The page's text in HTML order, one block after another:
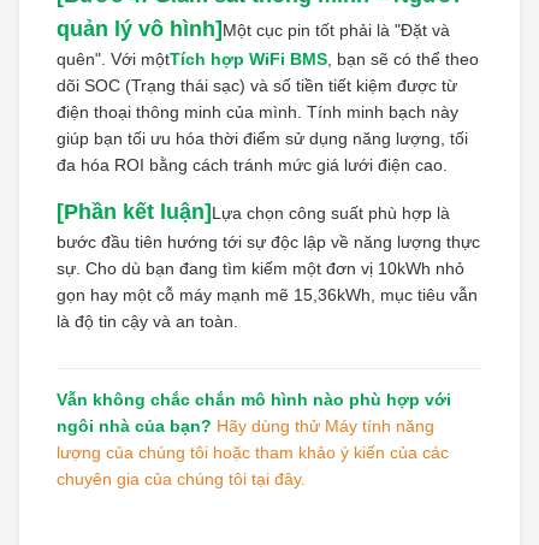
quản lý vô hình] Một cục pin tốt phải là "Đặt và
quên". Với mộtTích hợp WiFi BMS , bạn sẽ có thể theo
dõi SOC (Trạng thái sạc) và số tiền tiết kiệm được từ
điện thoại thông minh của mình. Tính minh bạch này
giúp bạn tối ưu hóa thời điểm sử dụng năng lượng, tối
đa hóa ROI bằng cách tránh mức giá lưới điện cao.
[Phần kết luận] Lựa chọn công suất phù hợp là
bước đầu tiên hướng tới sự độc lập về năng lượng thực
sự. Cho dù bạn đang tìm kiếm một đơn vị 10kWh nhỏ
gọn hay một cỗ máy mạnh mẽ 15,36kWh, mục tiêu vẫn
là độ tin cậy và an toàn.
Vẫn không chắc chắn mô hình nào phù hợp với
ngôi nhà của bạn? Hãy dùng thử Máy tính năng
lượng của chúng tôi hoặc tham khảo ý kiến ​​của các
chuyên gia của chúng tôi tại đây.